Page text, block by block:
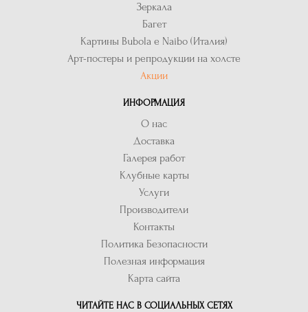
Зеркала
Багет
Картины Bubola e Naibo (Италия)
Арт-постеры и репродукции на холсте
Акции
ИНФОРМАЦИЯ
О нас
Доставка
Галерея работ
Клубные карты
Услуги
Производители
Контакты
Политика Безопасности
Полезная информация
Карта сайта
ЧИТАЙТЕ НАС В СОЦИАЛЬНЫХ СЕТЯХ